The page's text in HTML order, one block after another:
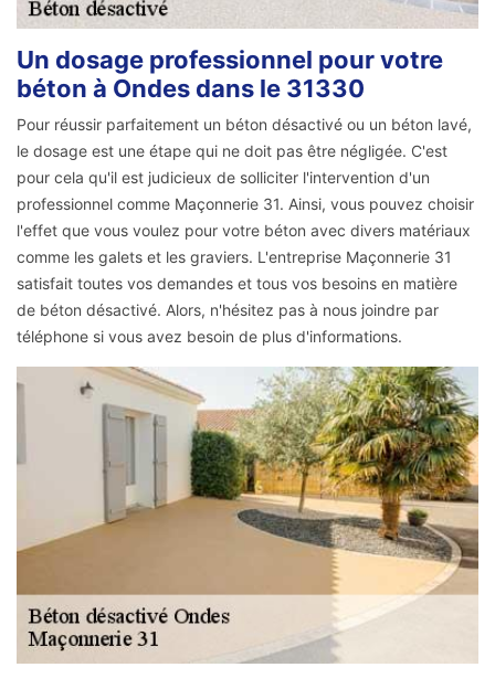
Un dosage professionnel pour votre
béton à Ondes dans le 31330
Pour réussir parfaitement un béton désactivé ou un béton lavé,
le dosage est une étape qui ne doit pas être négligée. C'est
pour cela qu'il est judicieux de solliciter l'intervention d'un
professionnel comme Maçonnerie 31. Ainsi, vous pouvez choisir
l'effet que vous voulez pour votre béton avec divers matériaux
comme les galets et les graviers. L'entreprise Maçonnerie 31
satisfait toutes vos demandes et tous vos besoins en matière
de béton désactivé. Alors, n'hésitez pas à nous joindre par
téléphone si vous avez besoin de plus d'informations.